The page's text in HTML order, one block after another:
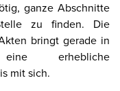
ganze Abschnitte
zu finden. Die
bringt gerade in
eine erhebliche
mit sich.